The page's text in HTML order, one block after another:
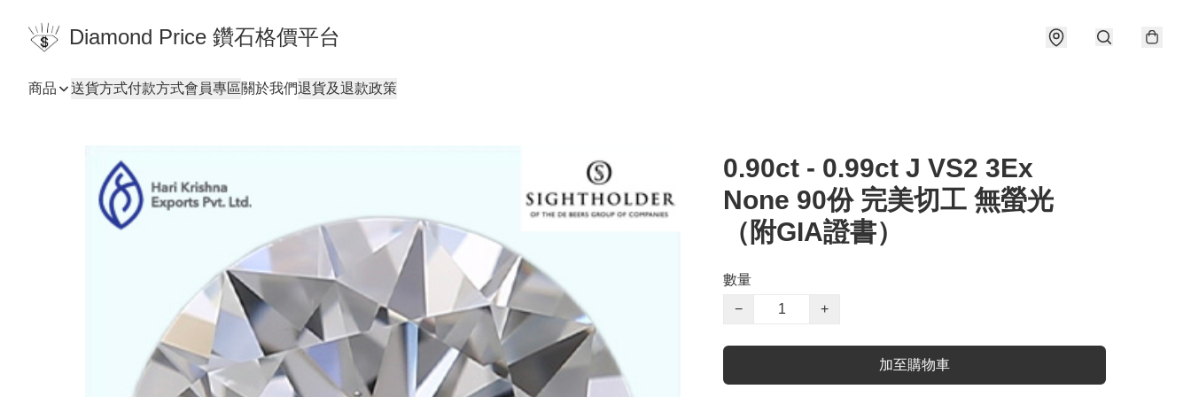
Diamond Price 鑽石格價平台
商品 送貨方式付款方式會員專區關於我們退貨及退款政策
0.90ct - 0.99ct J VS2 3Ex
None 90份 完美切工 無螢光
（附GIA證書）
數量
−
+
加至購物車